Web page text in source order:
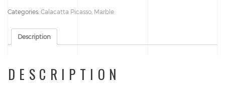
Categories: Calacatta Picasso Marble
Description
DESCRIPTION